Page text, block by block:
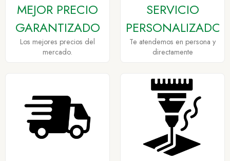
MEJOR PRECIO
GARANTIZADO
Los mejores precios del
mercado.
SERVICIO
PERSONALIZADO
Te atendemos en persona y
directamente